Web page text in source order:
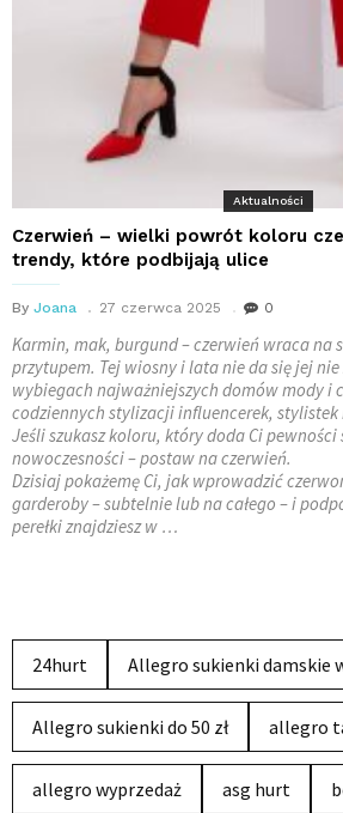
Aktualności
Czerwień – wielki powrót koloru
trendy, które podbijają ulice
By Joana 27 czerwca 2025 0
Karmin, mak, burgund – czerwień wraca na
przytupem. Tej wiosny i lata nie da się jej
wybiegach najważniejszych domów mody i
codziennych stylizacji influencerek,
Jeśli szukasz koloru, który doda Ci
nowoczesności – postaw na czerwień.
Dzisiaj pokażemę Ci, jak wprowadzić
garderoby – subtelnie lub na całego – i
perełki znajdziesz w …
24hurt Allegro sukienki damskie
Allegro sukienki do 50 zł allegro
allegro wyprzedaż asg hurt